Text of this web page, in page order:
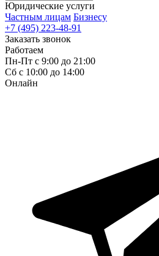
Юридические услуги
Частным лицам Бизнесу
+7 (495) 223-48-91
Заказать звонок
Работаем
Пн-Пт с 9:00 до 21:00
Сб с 10:00 до 14:00
Онлайн